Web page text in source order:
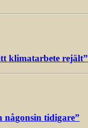
klimatarbete rejält”
någonsin tidigare”